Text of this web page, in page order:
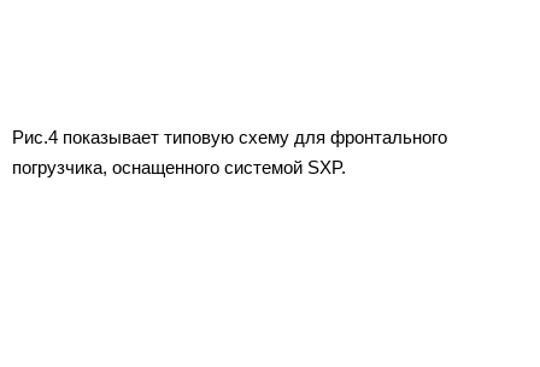
Рис.4 показывает типовую схему для фронтального
погрузчика, оснащенного системой SXP.